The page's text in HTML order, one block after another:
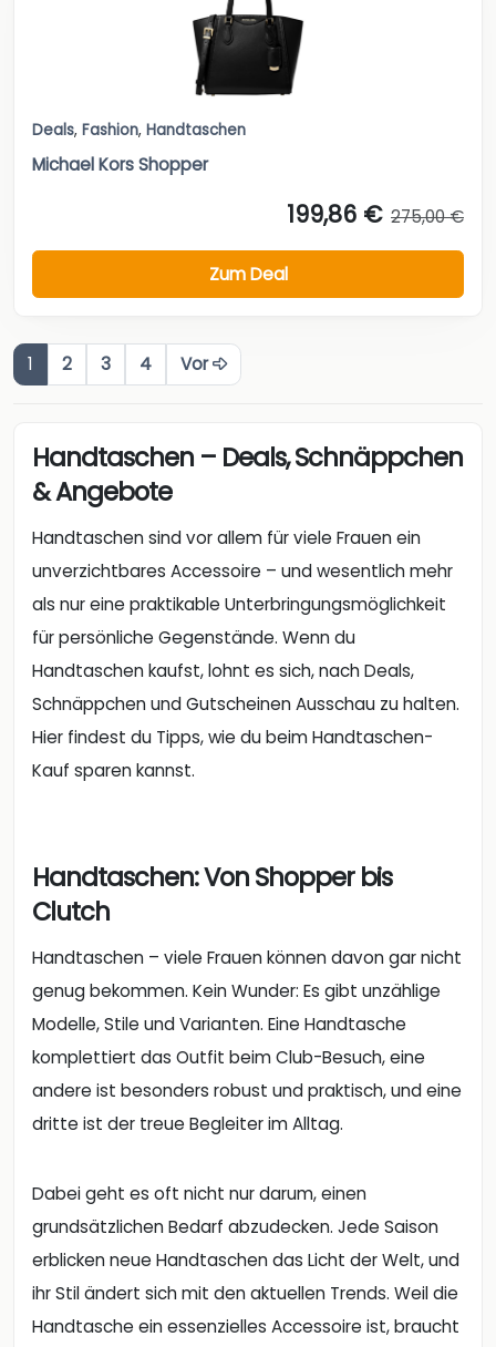
Deals, Fashion, Handtaschen
Michael Kors Shopper
199,86 € 275,00 €
Zum Deal
1 2 3 4 Vor
Handtaschen – Deals, Schnäppchen
& Angebote
Handtaschen sind vor allem für viele Frauen ein
unverzichtbares Accessoire – und wesentlich mehr
als nur eine praktikable Unterbringungsmöglichkeit
für persönliche Gegenstände. Wenn du
Handtaschen kaufst, lohnt es sich, nach Deals,
Schnäppchen und Gutscheinen Ausschau zu halten.
Hier findest du Tipps, wie du beim Handtaschen-
Kauf sparen kannst.
Handtaschen: Von Shopper bis
Clutch
Handtaschen – viele Frauen können davon gar nicht
genug bekommen. Kein Wunder: Es gibt unzählige
Modelle, Stile und Varianten. Eine Handtasche
komplettiert das Outfit beim Club-Besuch, eine
andere ist besonders robust und praktisch, und eine
dritte ist der treue Begleiter im Alltag.
Dabei geht es oft nicht nur darum, einen
grundsätzlichen Bedarf abzudecken. Jede Saison
erblicken neue Handtaschen das Licht der Welt, und
ihr Stil ändert sich mit den aktuellen Trends. Weil die
Handtasche ein essenzielles Accessoire ist, braucht